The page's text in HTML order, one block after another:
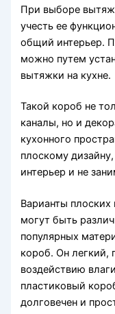
При выборе
учесть ее
общий интерьер.
можно путем
вытяжки на кухне.
Такой короб не
каналы, но и
кухонного
плоскому
интерьер и не
Варианты
могут быть
популярных
короб. Он легкий,
воздействию
пластиковый
долговечен и